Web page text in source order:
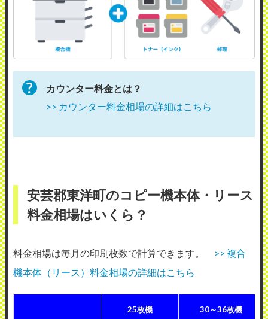
カウンター料金とは？
>> カウンター料金相場の詳細はこちら
安芸郡東洋町のコピー機本体・リース
料金相場はいくら？
料金相場は毎月の印刷枚数で計算できます。
>> 複合
機本体（リース）料金相場の詳細はこちら
25枚機 30～36枚機